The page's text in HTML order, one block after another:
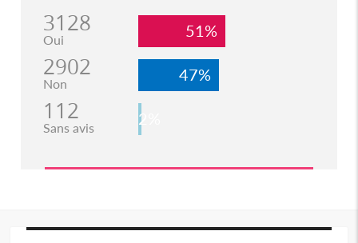
3128
Oui 51%
2902
Non 47%
112
Sans avis 2%